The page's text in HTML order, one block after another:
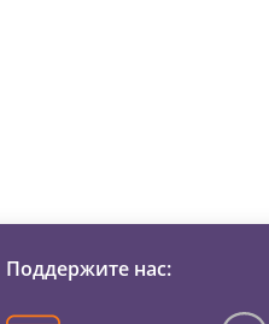
Поддержите нас: